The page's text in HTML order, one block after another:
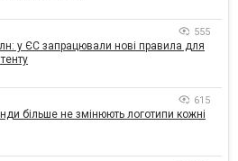
555
у ЄС запрацювали нові правила для
615
більше не змінюють логотипи кожні